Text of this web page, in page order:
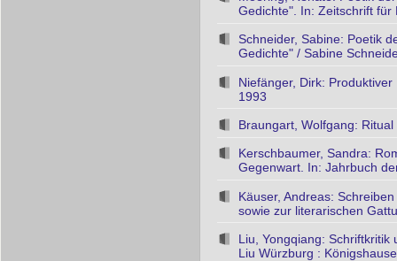
Gedichte". In: Zeitschrift
Schneider, Sabine: Poetik
Gedichte" / Sabine
Niefänger, Dirk:
1993
Braungart, Wolfgang:
Kerschbaumer, Sandra:
Gegenwart. In: Jahrbuch
Käuser, Andreas:
sowie zur literarischen
Liu, Yongqiang: Schriftkritik
Liu Würzburg :